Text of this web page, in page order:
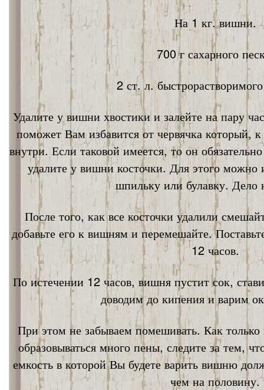
На 1 кг. вишни.
700 г сахарного
2 ст. л.
Удалите у вишни хвостики и залейте на пару
поможет Вам избавится от червячка который,
внутри. Если таковой имеется, то он
удалите у вишни косточки. Для этого можно
шпильку или булавку. Дело
После того, как все косточки удалили
добавьте его к вишням и перемешайте.
12 часов.
По истечении 12 часов, вишня пустит сок,
доводим до кипения и варим
При этом не забываем помешивать. Как
образовываться много пены, следите за тем,
емкость в которой Вы будете варить вишню
чем на половину.